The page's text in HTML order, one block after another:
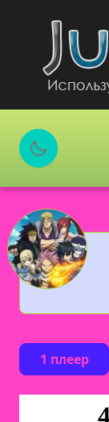
1 плеер